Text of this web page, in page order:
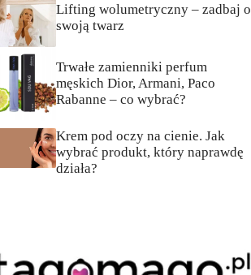
Lifting wolumetryczny – zadbaj o
swoją twarz
Trwałe zamienniki perfum
męskich Dior, Armani, Paco
Rabanne – co wybrać?
Krem pod oczy na cienie. Jak
wybrać produkt, który naprawdę
działa?